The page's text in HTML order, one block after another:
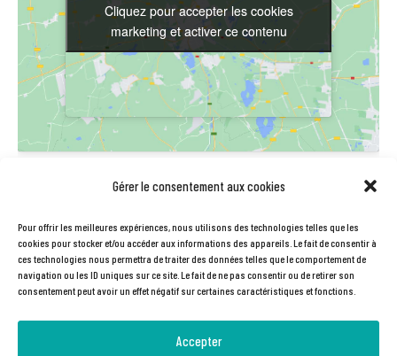
Gérer le consentement aux cookies
Pour offrir les meilleures expériences, nous utilisons des technologies telles que les
cookies pour stocker et/ou accéder aux informations des appareils. Le fait de consentir à
ces technologies nous permettra de traiter des données telles que le comportement de
navigation ou les ID uniques sur ce site. Le fait de ne pas consentir ou de retirer son
consentement peut avoir un effet négatif sur certaines caractéristiques et fonctions.
Accepter
61rue Pierre et Marie Curie
Labège, 31670 France + Google Map
Téléphone
Cliquez pour accepter les cookies
marketing et activer ce contenu
Cliquez pour accepter les cookies
marketing et activer ce contenu